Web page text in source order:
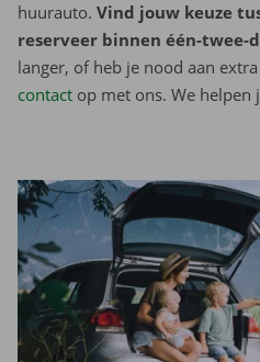
huurauto. Vind jouw keuze
reserveer binnen één-twee-
langer, of heb je nood aan
contact op met ons. We helpen